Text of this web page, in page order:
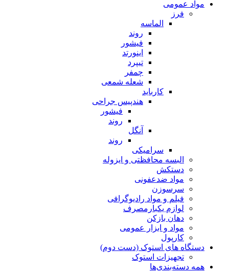
مواد عمومی
فرز
الماسه
روند
فیشور
اینورتد
تیپرد
چمفر
شعله شمعی
کارباید
هندپیس جراحی
فیشور
روند
آنگل
روند
سرامیکی
البسه محافظتی و ایزوله
دستکش
مواد ضدعفونی
سرسوزن
فیلم و مواد رادیوگرافی
لوازم یکبارمصرف
دهان بازکن
مواد و ابزار عمومی
کارپول
دستگاه های استوک (دست دوم)
تجهیزات استوک
همه دسته‌بندی‌ها